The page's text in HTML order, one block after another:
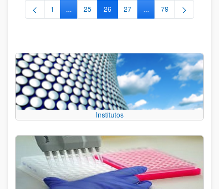
Página
1 ...Páginas intermedias Use TAB para desplazarse.
Página
25 Página
26 Página
27 ...Páginas intermedias
Página
79
Institutos